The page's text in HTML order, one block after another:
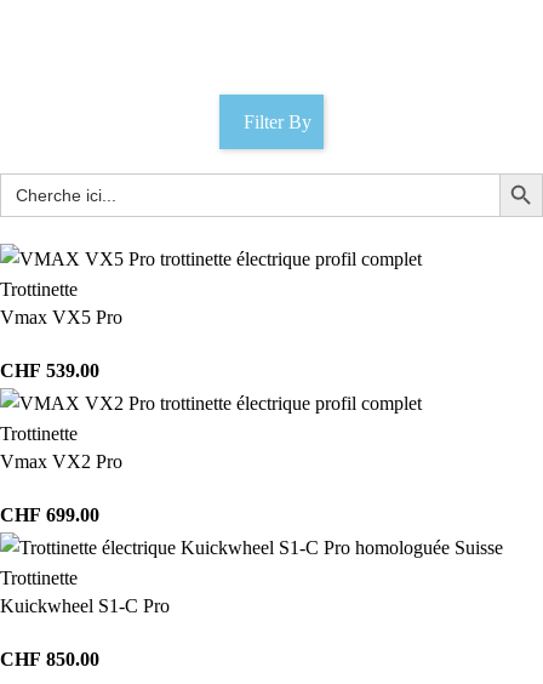
Filter By
Trottinette
Vmax VX5 Pro
CHF 539.00
Trottinette
Vmax VX2 Pro
CHF 699.00
Trottinette
Kuickwheel S1-C Pro
CHF 850.00